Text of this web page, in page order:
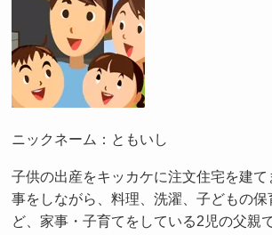
ニックネーム：ともいし
子供の出産をキッカケに注文住宅を建
事をしながら、料理、洗濯、子どもの保
ど、家事・子育てをしている2児の父親で